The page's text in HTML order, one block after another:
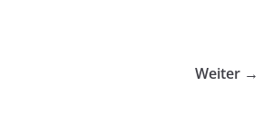
Weiter →